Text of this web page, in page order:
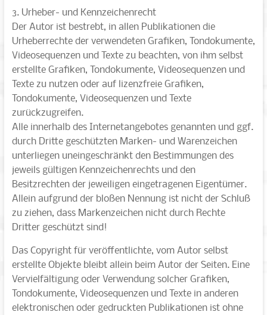
3. Urheber- und Kennzeichenrecht
Der Autor ist bestrebt, in allen Publikationen die
Urheberrechte der verwendeten Grafiken, Tondokumente,
Videosequenzen und Texte zu beachten, von ihm selbst
erstellte Grafiken, Tondokumente, Videosequenzen und
Texte zu nutzen oder auf lizenzfreie Grafiken,
Tondokumente, Videosequenzen und Texte
zurückzugreifen.
Alle innerhalb des Internetangebotes genannten und ggf.
durch Dritte geschützten Marken- und Warenzeichen
unterliegen uneingeschränkt den Bestimmungen des
jeweils gültigen Kennzeichenrechts und den
Besitzrechten der jeweiligen eingetragenen Eigentümer.
Allein aufgrund der bloßen Nennung ist nicht der Schluß
zu ziehen, dass Markenzeichen nicht durch Rechte
Dritter geschützt sind!
Das Copyright für veröffentlichte, vom Autor selbst
erstellte Objekte bleibt allein beim Autor der Seiten. Eine
Vervielfältigung oder Verwendung solcher Grafiken,
Tondokumente, Videosequenzen und Texte in anderen
elektronischen oder gedruckten Publikationen ist ohne